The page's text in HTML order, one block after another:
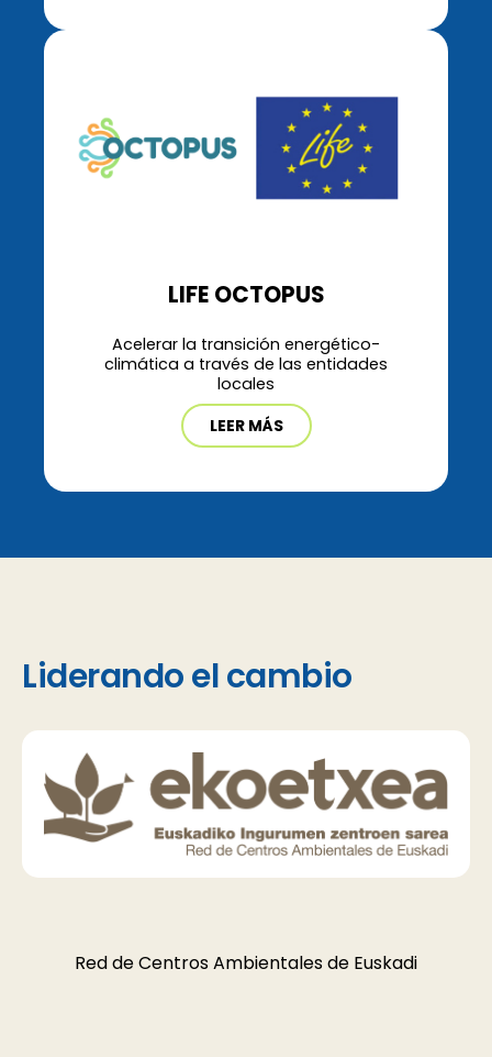
LIFE OCTOPUS
Acelerar la transición energético-
climática a través de las entidades
locales
LEER MÁS
Liderando el cambio
Red de Centros Ambientales de Euskadi